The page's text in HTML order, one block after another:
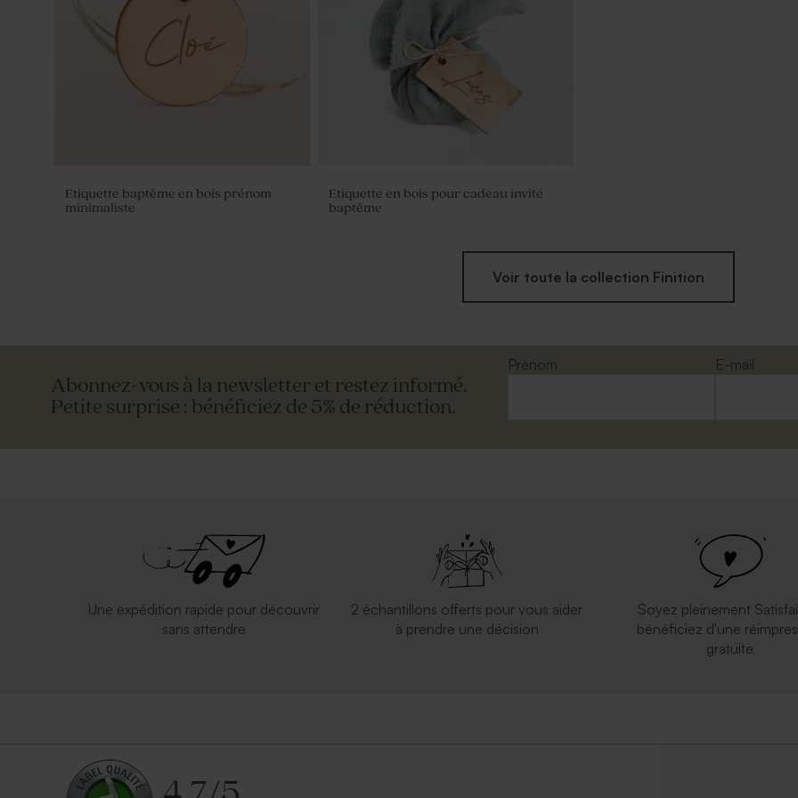
champagne 1 kg (± 1120 ex)
Etiquette baptême en bois prénom
minimaliste
Etiquette en bois pour cadeau invité
baptême
Voir toute la collection Finition
Abonnez-vous à la newsletter et restez informé.
Petite surprise : bénéficiez de 5% de réduction.
Prénom
E-mail
Une expédition rapide pour découvrir
sans attendre
2 échantillons offerts pour vous aider
à prendre une décision
Soyez pleinement
bénéficiez d'une
gratuite